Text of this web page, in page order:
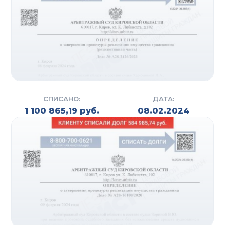
иск на банкротство. Также подготавливаются все
необходимые документы для подачи иска. Этим
могут заниматься специалисты компании (на
практике данный процесс занимает от 7 до 10
дней) либо сам должник, но в связи с
больше времени (в среднем от 1 до 3 месяцев).
После того, как собраны все справки и выписки,
оплачены госпошлины и депозиты суда,
составляется исковое заявление.
Следующий этап – это регистрация искового
заявления на сайте Арбитражного суда. Суд
рассматривает, соответствует ли иск регламенту,
проверяет наличие всех необходимых
документов и (если все хорошо) назначает дату
СПИСАНО:
1 100 865,19 руб.
ДАТА:
08.02.2024